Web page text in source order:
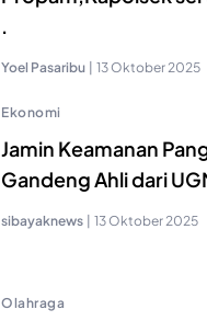
.
Yoel Pasaribu 13 Oktober 2025
Ekonomi
Jamin Keamanan
Gandeng Ahli dari
sibayaknews 13 Oktober 2025
Olahraga